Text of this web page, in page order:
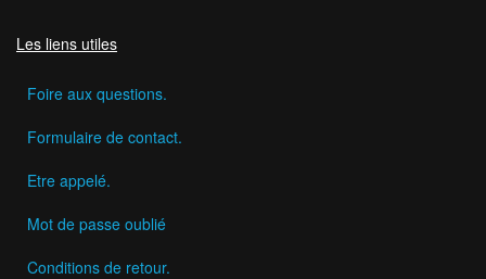
Les liens utiles
Foire aux questions.
Formulaire de contact.
Etre appelé.
Mot de passe oublié
Conditions de retour.